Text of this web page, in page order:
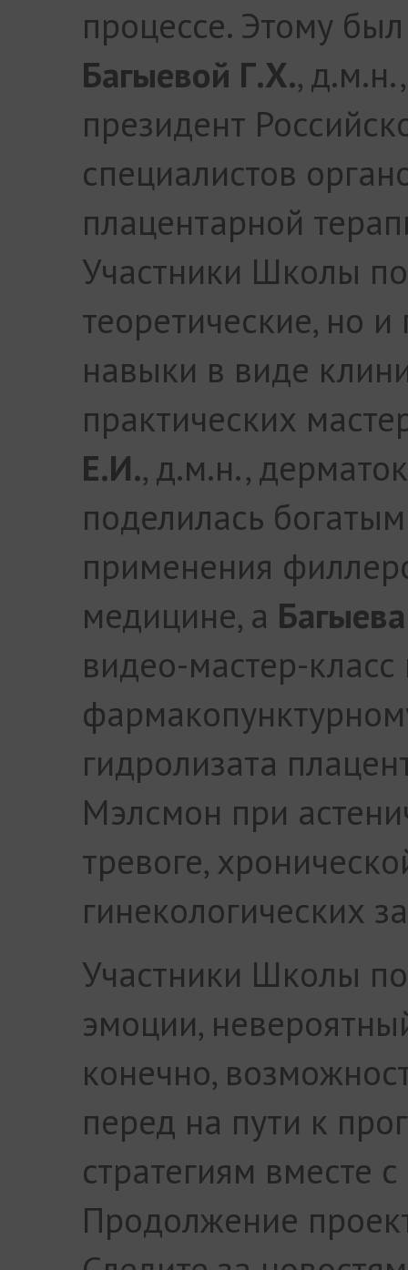
процессе. Этому
Багыевой Г.Х.,
президент
специалистов
плацентарной
Участники Школы
теоретические, но
навыки в виде
практических
Е.И., д.м.н.,
поделилась
применения
медицине, а
видео-мастер-класс
гидролизата
Мэлсмон при
тревоге,
гинекологических
Участники Школы
эмоции,
конечно,
перед на пути к
стратегиям вместе с
Продолжение